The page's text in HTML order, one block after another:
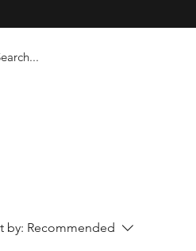
by: Recommended